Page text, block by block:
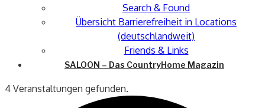
Search & Found
Übersicht Barrierefreiheit in Locations
(deutschlandweit)
Friends & Links
SALOON – Das CountryHome Magazin
4 Veranstaltungen gefunden.